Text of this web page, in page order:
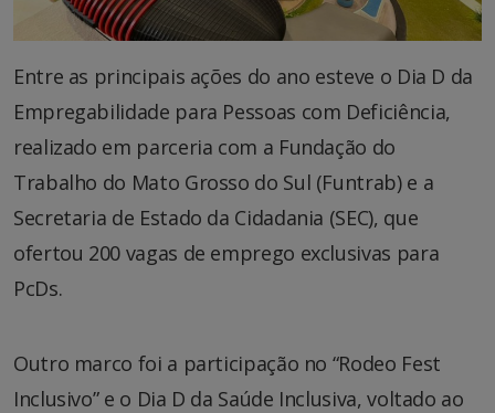
Entre as principais ações do ano esteve o Dia D da
Empregabilidade para Pessoas com Deficiência,
realizado em parceria com a Fundação do
Trabalho do Mato Grosso do Sul (Funtrab) e a
Secretaria de Estado da Cidadania (SEC), que
ofertou 200 vagas de emprego exclusivas para
PcDs.
Outro marco foi a participação no “Rodeo Fest
Inclusivo” e o Dia D da Saúde Inclusiva, voltado ao